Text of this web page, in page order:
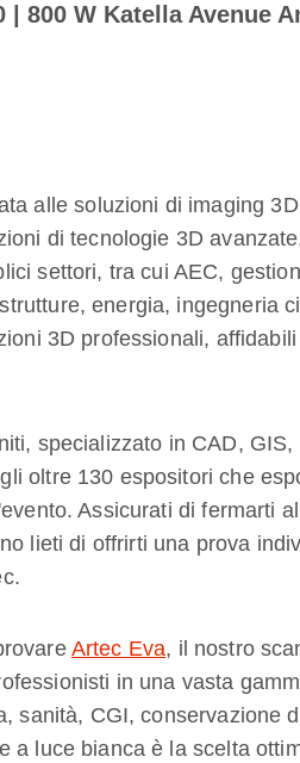
| 800 W Katella Avenue
alle soluzioni di imaging
di tecnologie 3D
settori, tra cui AEC,
energia, ingegneria
3D professionali,
specializzato in CAD, GIS,
oltre 130 espositori che
Assicurati di fermarti
lieti di offrirti una prova
Artec Eva, il nostro
in una vasta
sanità, CGI, conservazione
a luce bianca è la scelta